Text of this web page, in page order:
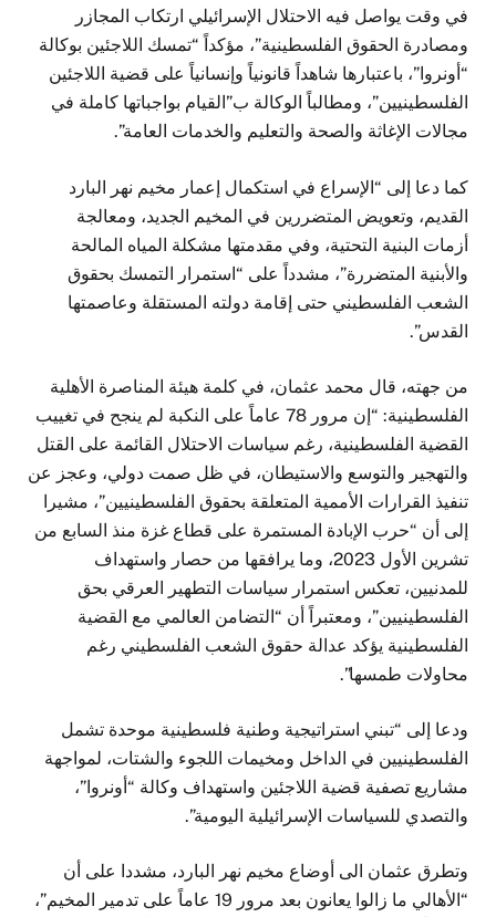
في وقت يواصل فيه الاحتلال الإسرائيلي ارتكاب المجازر
ومصادرة الحقوق الفلسطينية”، مؤكداً “تمسك اللاجئين بوكالة
“أونروا”، باعتبارها شاهداً قانونياً وإنسانياً على قضية اللاجئين
الفلسطينيين”، ومطالباً الوكالة ب”القيام بواجباتها كاملة في
مجالات الإغاثة والصحة والتعليم والخدمات العامة”.
كما دعا إلى “الإسراع في استكمال إعمار مخيم نهر البارد
القديم، وتعويض المتضررين في المخيم الجديد، ومعالجة
أزمات البنية التحتية، وفي مقدمتها مشكلة المياه المالحة
والأبنية المتضررة”، مشدداً على “استمرار التمسك بحقوق
الشعب الفلسطيني حتى إقامة دولته المستقلة وعاصمتها
القدس”.
من جهته، قال محمد عثمان، في كلمة هيئة المناصرة الأهلية
الفلسطينية: “إن مرور 78 عاماً على النكبة لم ينجح في تغييب
القضية الفلسطينية، رغم سياسات الاحتلال القائمة على القتل
والتهجير والتوسع والاستيطان، في ظل صمت دولي، وعجز عن
تنفيذ القرارات الأممية المتعلقة بحقوق الفلسطينيين”، مشيرا
إلى أن “حرب الإبادة المستمرة على قطاع غزة منذ السابع من
تشرين الأول 2023، وما يرافقها من حصار واستهداف
للمدنيين، تعكس استمرار سياسات التطهير العرقي بحق
الفلسطينيين”، ومعتبراً أن “التضامن العالمي مع القضية
الفلسطينية يؤكد عدالة حقوق الشعب الفلسطيني رغم
محاولات طمسها”.
ودعا إلى “تبني استراتيجية وطنية فلسطينية موحدة تشمل
الفلسطينيين في الداخل ومخيمات اللجوء والشتات، لمواجهة
مشاريع تصفية قضية اللاجئين واستهداف وكالة “أونروا”،
والتصدي للسياسات الإسرائيلية اليومية”.
وتطرق عثمان الى أوضاع مخيم نهر البارد، مشددا على أن
“الأهالي ما زالوا يعانون بعد مرور 19 عاماً على تدمير المخيم”،